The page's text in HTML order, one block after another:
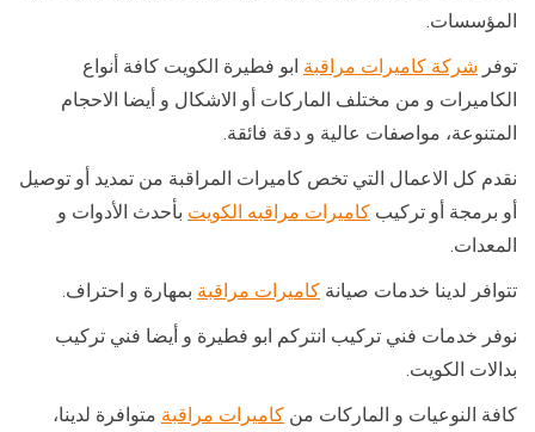
المؤسسات.
توفر شركة كاميرات مراقبة ابو فطيرة الكويت كافة أنواع
الكاميرات و من مختلف الماركات أو الاشكال و أيضا الاحجام
المتنوعة، مواصفات عالية و دقة فائقة.
نقدم كل الاعمال التي تخص كاميرات المراقبة من تمديد أو توصيل
أو برمجة أو تركيب كاميرات مراقبه الكويت بأحدث الأدوات و
المعدات.
تتوافر لدينا خدمات صيانة كاميرات مراقبة بمهارة و احتراف.
نوفر خدمات فني تركيب انتركم ابو فطيرة و أيضا فني تركيب
بدالات الكويت.
كافة النوعيات و الماركات من كاميرات مراقبة متوافرة لدينا،